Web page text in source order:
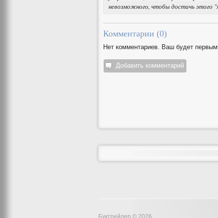
невозможного, чтобы достичь этого
Комментарии (0)
Нет комментариев. Ваш будет
Добавить комментарий
Буктрейлер © 2026